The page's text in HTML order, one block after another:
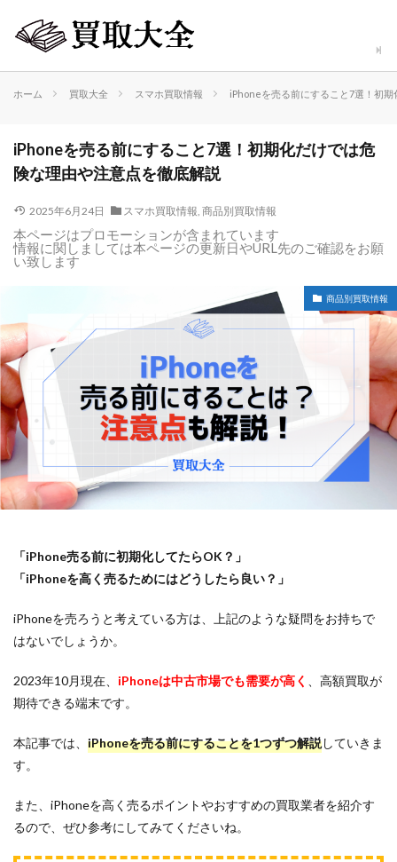
ホーム 買取大全 スマホ買取情報 iPhoneを売る前にすること7選！初
iPhoneを売る前にすること7選！初期化だけでは危
険な理由や注意点を徹底解説
2025年6月24日 スマホ買取情報, 商品別買取情報
本ページはプロモーションが含まれています
情報に関しましては本ページの更新日やURL先のご確認をお願
い致します
商品別買取情報
「iPhone売る前に初期化してたらOK？」
「iPhoneを高く売るためにはどうしたら良い？」
iPhoneを売ろうと考えている方は、上記のような疑問をお持ちで
はないでしょうか。
2023年10月現在、 iPhoneは中古市場でも需要が高く
、高額買取が
期待できる端末です。
本記事では、 iPhoneを売る前にすることを1つずつ解説していきま
す。
また、iPhoneを高く売るポイントやおすすめの買取業者を紹介す
るので、ぜひ参考にしてみてくださいね。